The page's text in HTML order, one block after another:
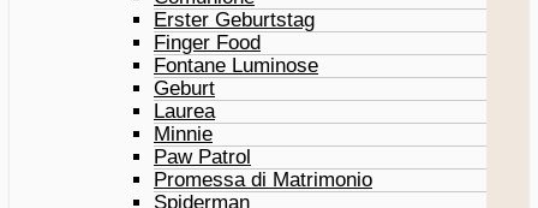
Erster Geburtstag
Finger Food
Fontane Luminose
Geburt
Laurea
Minnie
Paw Patrol
Promessa di Matrimonio
Spiderman